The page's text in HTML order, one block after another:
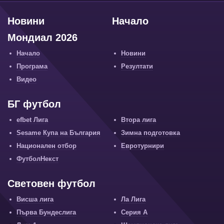
Начало
Новини
Мондиал 2026
Начало
Новини
Програма
Резултати
Видео
БГ футбол
efbet Лига
Втора лига
Sesame Купа на България
Зимна подготовка
Национален отбор
Евротурнири
ФутболНекст
Световен футбол
Висша лига
Ла Лига
Първа Бундеслига
Серия А